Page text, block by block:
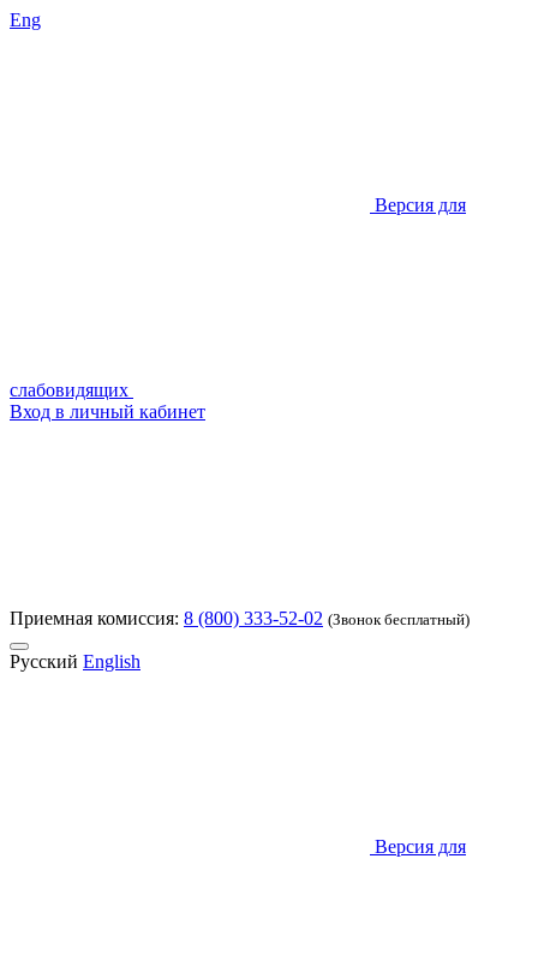
Eng
Версия для
слабовидящих
Вход в личный кабинет
Приемная комиссия: 8 (800) 333-52-02 (Звонок бесплатный)
Русский English
Версия для